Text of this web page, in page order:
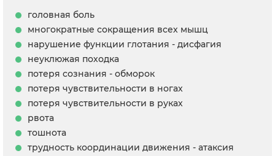
головная боль
многократные сокращения всех мышц
нарушение функции глотания - дисфагия
неуклюжая походка
потеря сознания - обморок
потеря чувствительности в ногах
потеря чувствительности в руках
рвота
тошнота
трудность координации движения - атаксия